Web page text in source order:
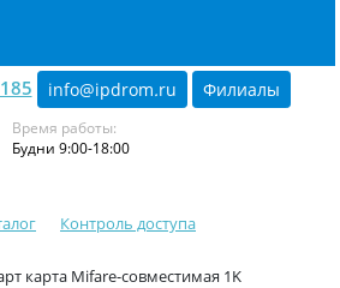
info@ipdrom.ru Филиалы
Время работы:
Будни 9:00-18:00
Контроль доступа
карта Mifare-совместимая 1K